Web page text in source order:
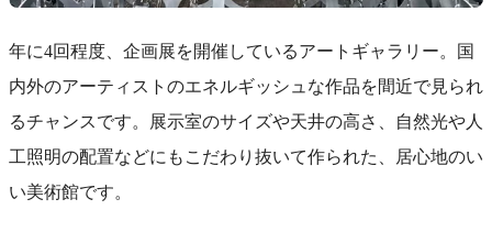
年に4回程度、企画展を開催しているアートギャラリー。国
内外のアーティストのエネルギッシュな作品を間近で見られ
るチャンスです。展示室のサイズや天井の高さ、自然光や人
工照明の配置などにもこだわり抜いて作られた、居心地のい
い美術館です。